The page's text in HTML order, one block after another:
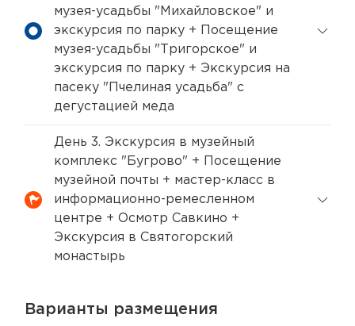
музея-усадьбы "Михайловское" и
экскурсия по парку + Посещение
музея-усадьбы "Тригорское" и
экскурсия по парку + Экскурсия на
пасеку "Пчелиная усадьба" с
дегустацией меда
День 3. Экскурсия в музейный
комплекс "Бугрово" + Посещение
музейной почты + мастер-класс в
информационно-ремесленном
центре + Осмотр Савкино +
Экскурсия в Святогорский
монастырь
Варианты размещения